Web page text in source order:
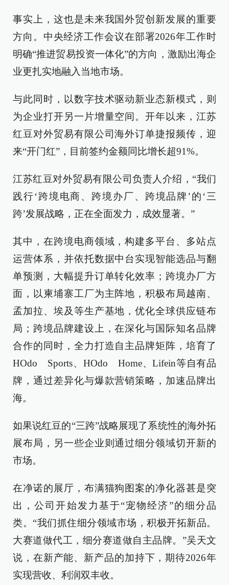
事实上，这也是未来我国外贸创新发展的重要
方向。中央经济工作会议在部署2026年工作时
明确“推进贸易投资一体化”的方向，激励出海企
业更扎实地融入当地市场。
与此同时，以数字技术驱动新业态新模式，则
为企业打开另一片增量空间。开年以来，江苏
红豆对外贸易有限公司海外订单捷报频传，迎
来“开门红”，目前签约金额同比增长超91%。
江苏红豆对外贸易有限公司负责人介绍，“我们
践行‘跨境电商、跨境办厂、跨境品牌’的‘三
跨’发展战略，正在全面发力，成效显著。”
其中，在跨境电商领域，构建多平台、多站点
运营体系，并依托数据中台实现智能选品与翻
单预测，大幅提升订单转化效率；跨境办厂方
面，以柬埔寨工厂为主阵地，积极布局越南、
孟加拉、埃及等生产基地，优化全球供应链布
局；跨境品牌建设上，在深化与国际知名品牌
合作的同时，全力打造自主品牌矩阵，培育了
HOdo Sports、HOdo Home、Lifein等自有品
牌，通过差异化与爆款营销策略，加速品牌出
海。
如果说红豆的“三跨”战略展现了系统性的海外拓
展布局，另一些企业则通过细分领域切开新的
市场。
在净诺的展厅，布满猫狗图案的净化器甚是突
出，公司开始发力基于“宠物经济”的细分品
类。“我们抓住细分领域市场，积极开拓新品。
大赛道做代工，细分赛道做自主品牌。”吴天文
说，在新产能、新产品的加持下，期待2026年
实现营收、利润双丰收。